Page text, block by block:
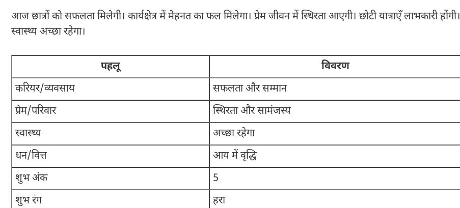
आज छात्रों को सफलता मिलेगी। कार्यक्षेत्र में मेहनत का फल मिलेगा। प्रेम जीवन में स्थिरता आएगी। छोटी यात्राएँ लाभकारी होंगी।
स्वास्थ्य अच्छा रहेगा।
पहलू
विवरण
करियर/व्यवसाय
सफलता और सम्मान
प्रेम/परिवार
स्थिरता और सामंजस्य
स्वास्थ्य
अच्छा रहेगा
धन/वित्त
आय में वृद्धि
शुभ अंक
5
शुभ रंग
हरा